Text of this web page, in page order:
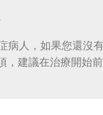
病人，如果您還沒
，建議在治療開始